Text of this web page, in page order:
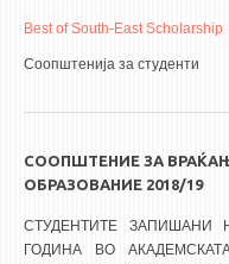
Best of South-East Scholarship
Соопштенија за студенти
СООПШТЕНИЕ ЗА
ОБРАЗОВАНИЕ 2018/19
СТУДЕНТИТЕ
ГОДИНА ВО